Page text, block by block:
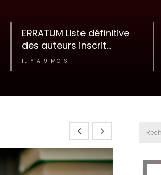
ERRATUM Liste définitive
des auteurs inscrit...
IL Y A 9 MOIS